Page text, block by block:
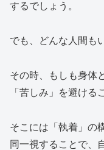
するでしょう。
でも、どんな人間も
その時、もしも身体
「苦しみ」を避ける
そこには「執着」の
同一視することで、